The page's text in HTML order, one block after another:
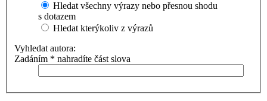
Hledat všechny výrazy nebo přesnou shodu
s dotazem
Hledat kterýkoliv z výrazů
Vyhledat autora:
Zadáním * nahradíte část slova